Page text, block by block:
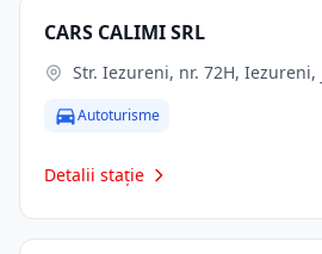
CARS CALIMI SRL
Str. Iezureni, nr. 72H, Iezureni,
Autoturisme
Detalii stație